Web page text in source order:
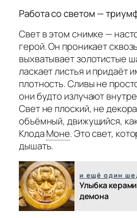
Работа со светом —
Свет в этом снимке —
герой. Он проникает
выхватывает золотистые
ласкает листья и придаёт
плотность. Сливы не
они будто излучают
Свет не плоский, не
объёмный, движущийся,
КлодаМоне.Это свет,
дышать.
и ещё один
Улыбка
демона